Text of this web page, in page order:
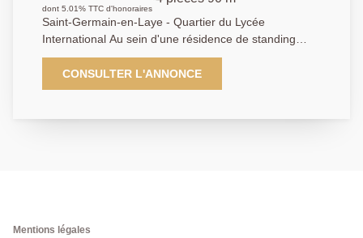
dont 5.01% TTC d'honoraires
Saint-Germain-en-Laye - Quartier du Lycée
International Au sein d'une résidence de standing
recherchée, offrant gardien, piscine chauffée et de
magnifiques espaces verts, découvrez ce bel
appartement traversant Est-Ouest, situé au dernier
une salle d'eau avec WC, un dressing ainsi que des
CONSULTER L'ANNONCE
Mentions légales